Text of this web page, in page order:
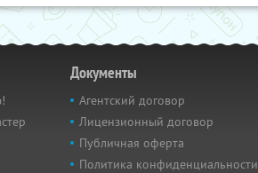
Документы
Агентский договор
Лицензионный договор
Публичная оферта
Политика конфиденциальности